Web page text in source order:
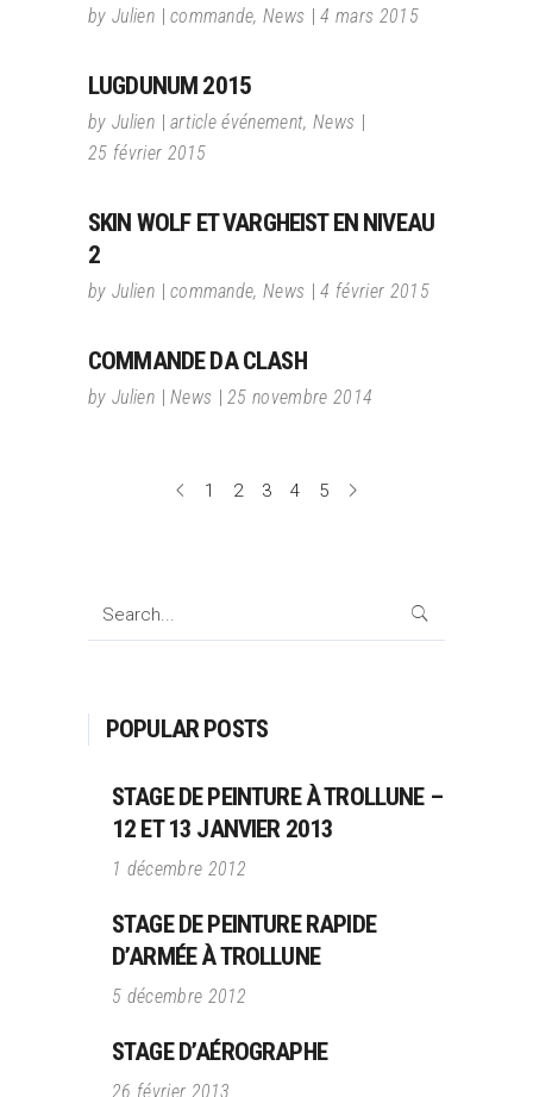
by Julien commande,News 4 mars 2015
LUGDUNUM 2015
by Julien article événement, News
25 février 2015
SKIN WOLF ET VARGHEIST EN NIVEAU
2
by Julien commande,News 4 février 2015
COMMANDE DA CLASH
by Julien News 25 novembre 2014
1 2 3 4 5
Search
POPULAR POSTS
STAGE DE PEINTURE À TROLLUNE –
12 ET 13 JANVIER 2013
1 décembre 2012
STAGE DE PEINTURE RAPIDE
D’ARMÉE À TROLLUNE
5 décembre 2012
STAGE D’AÉROGRAPHE
26 février 2013